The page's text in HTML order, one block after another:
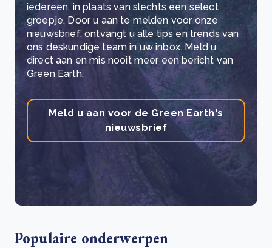
iedereen, in plaats van slechts een select
groepje. Door u aan te melden voor onze
nieuwsbrief, ontvangt u alle tips en trends van
ons deskundige team in uw inbox. Meld u
direct aan en mis nooit meer een bericht van
Green Earth.
Meld u aan voor de Green Earth's
nieuwsbrief
Populaire onderwerpen